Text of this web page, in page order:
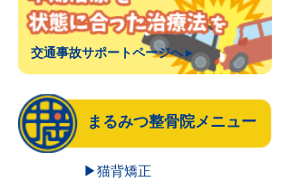
交通事故サポートページへ►
まるみつ整骨院メニュー
▶猫背矯正